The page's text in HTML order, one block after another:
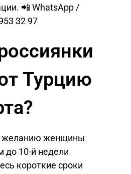
📲 WhatsApp /
32 97
Турцию
желанию женщины
до 10-й недели
короткие сроки